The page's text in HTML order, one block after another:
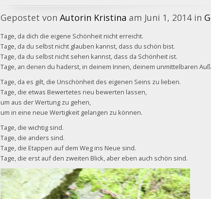
Gepostet von Autorin Kristina am Juni 1, 2014 in
Tage, da dich die eigene Schönheit nicht erreicht.
Tage, da du selbst nicht glauben kannst, dass du schön bist.
Tage, da du selbst nicht sehen kannst, dass da Schönheit ist.
Tage, an denen du haderst, in deinem Innen, deinem unmittelbaren
Tage, da es gilt, die Unschönheit des eigenen Seins zu lieben.
Tage, die etwas Bewertetes neu bewerten lassen,
um aus der Wertung zu gehen,
um in eine neue Wertigkeit gelangen zu können.
Tage, die wichtig sind.
Tage, die anders sind.
Tage, die Etappen auf dem Weg ins Neue sind.
Tage, die erst auf den zweiten Blick, aber eben auch schön sind.